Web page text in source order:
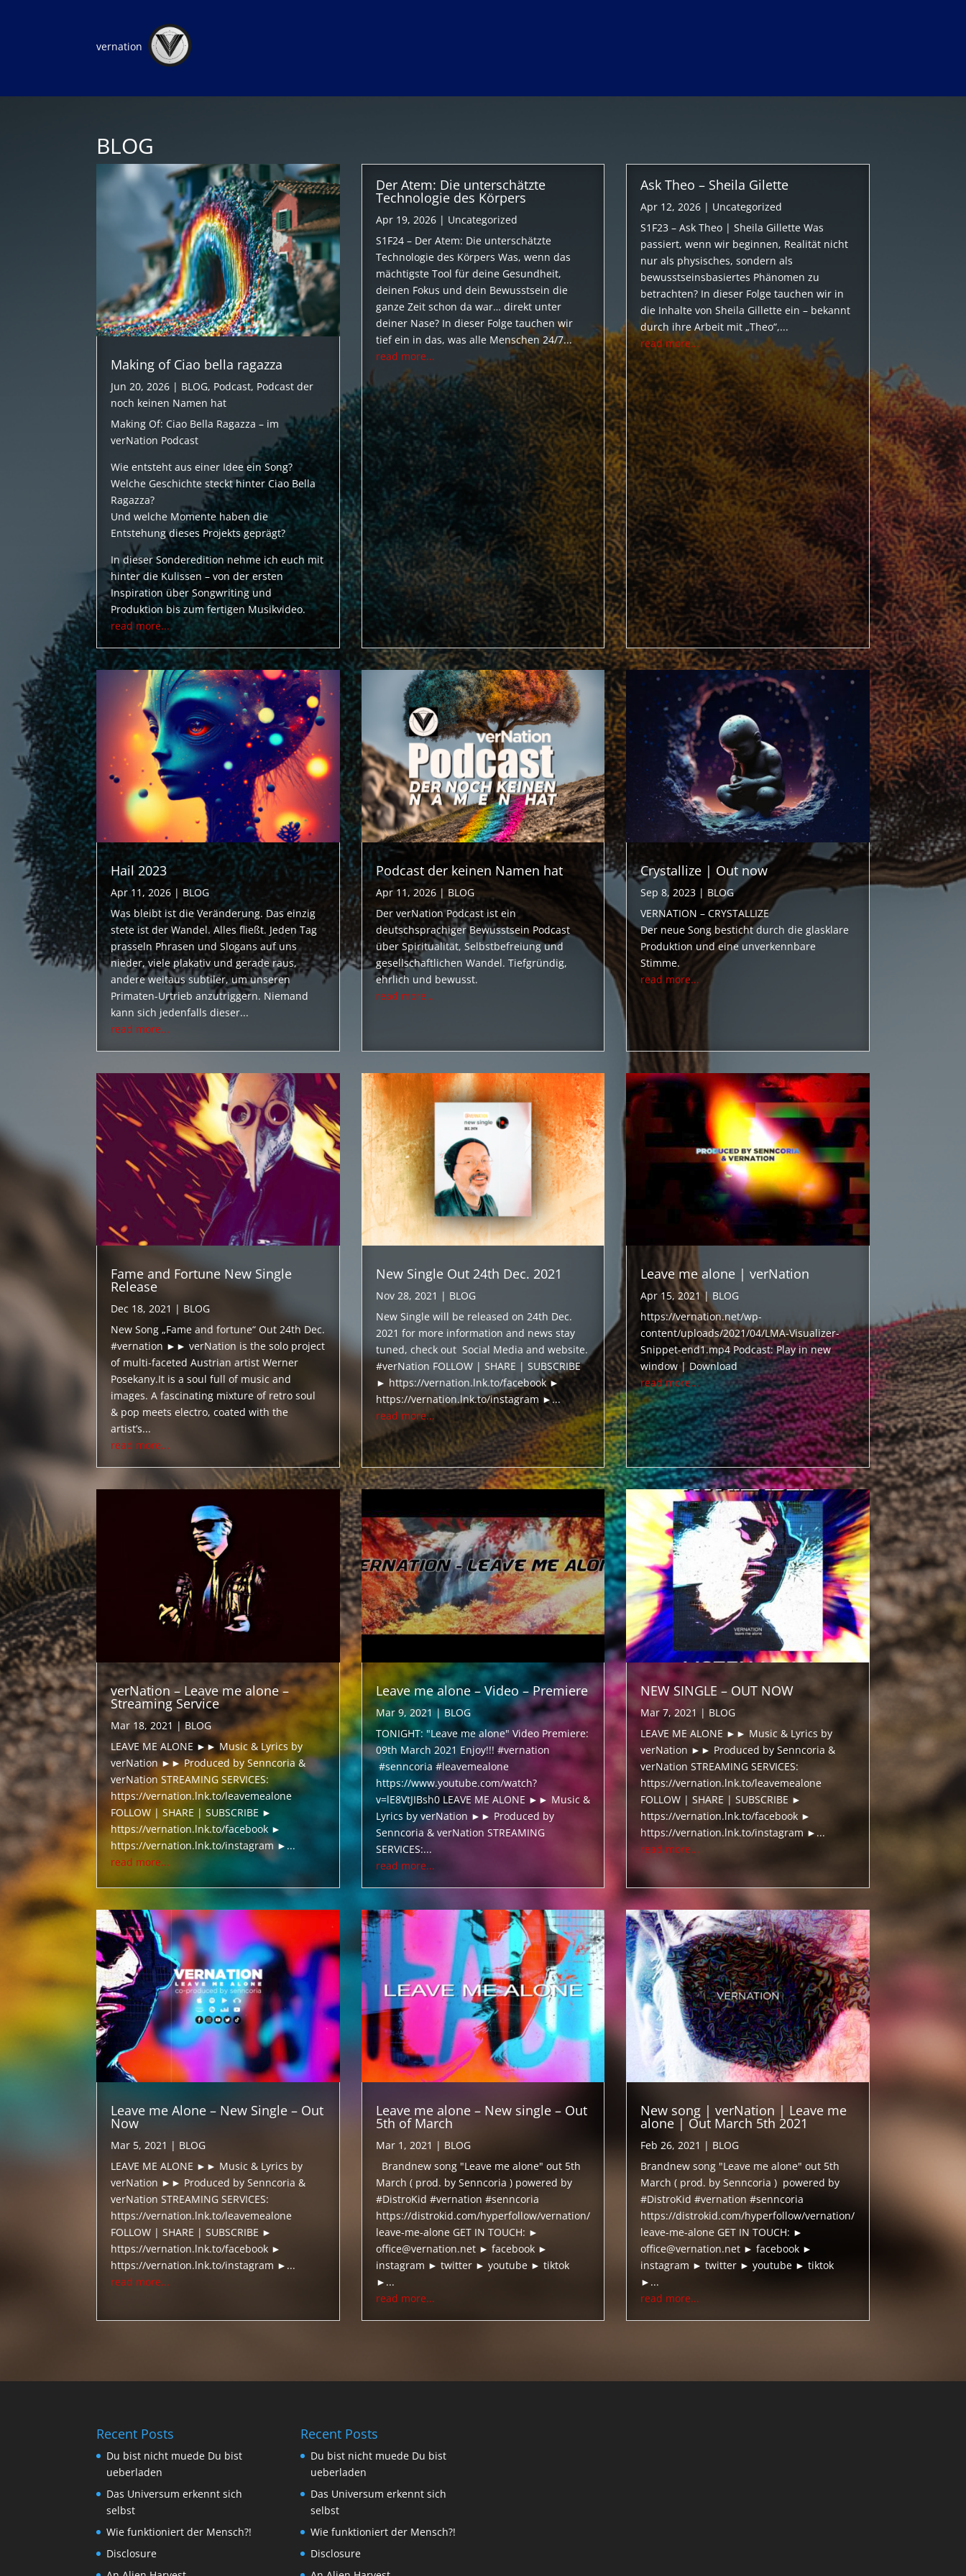
vernation
BLOG
Making of Ciao bella ragazza
Jun 20, 2026 | BLOG, Podcast, Podcast der
noch keinen Namen hat
Making Of: Ciao Bella Ragazza – im
verNation Podcast
Wie entsteht aus einer Idee ein Song?
Welche Geschichte steckt hinter Ciao Bella
Ragazza?
Und welche Momente haben die
Entstehung dieses Projekts geprägt?
In dieser Sonderedition nehme ich euch mit
hinter die Kulissen – von der ersten
Inspiration über Songwriting und
Produktion bis zum fertigen Musikvideo.
read more...
Der Atem: Die unterschätzte
Technologie des Körpers
Apr 19, 2026| Uncategorized
S1F24 – Der Atem: Die unterschätzte
Technologie des Körpers Was, wenn das
mächtigste Tool für deine Gesundheit,
deinen Fokus und dein Bewusstsein die
ganze Zeit schon da war… direkt unter
deiner Nase? In dieser Folge tauchen wir
tief ein in das, was alle Menschen 24/7...
read more...
Ask Theo – Sheila Gilette
Apr 12, 2026 | Uncategorized
S1F23 – Ask Theo | Sheila Gillette Was
passiert, wenn wir beginnen, Realität nicht
nur als physisches, sondern als
bewusstseinsbasiertes Phänomen zu
betrachten? In dieser Folge tauchen wir in
die Inhalte von Sheila Gillette ein – bekannt
durch ihre Arbeit mit „Theo“,...
read more...
Hail 2023
Apr 11, 2026 | BLOG
Was bleibt ist die Veränderung. Das einzig
stete ist der Wandel. Alles fließt. Jeden Tag
prasseln Phrasen und Slogans auf uns
nieder, viele plakativ und gerade raus,
andere weitaus subtiler, um unseren
Primaten-Urtrieb anzutriggern. Niemand
kann sich jedenfalls dieser...
read more...
Podcast der keinen Namen hat
Apr 11, 2026| BLOG
Der verNation Podcast ist ein
deutschsprachiger Bewusstsein Podcast
über Spiritualität, Selbstbefreiung und
gesellschaftlichen Wandel. Tiefgründig,
ehrlich und bewusst.
read more...
Crystallize | Out now
Sep 8, 2023 | BLOG
VERNATION – CRYSTALLIZE
Der neue Song besticht durch die glasklare
Produktion und eine unverkennbare
Stimme.
read more...
Fame and Fortune New Single
Release
Dec 18, 2021 | BLOG
New Song „Fame and fortune“ Out 24th Dec.
#vernation ►► verNation is the solo project
of multi-faceted Austrian artist Werner
Posekany.It is a soul full of music and
images. A fascinating mixture of retro soul
& pop meets electro, coated with the
artist’s...
read more...
New Single Out 24th Dec. 2021
Nov 28, 2021 | BLOG
New Single will be released on 24th Dec.
2021 for more information and news stay
tuned, check out Social Media and website.
#verNation FOLLOW | SHARE | SUBSCRIBE
► https://vernation.lnk.to/facebook ►
https://vernation.lnk.to/instagram ►...
read more...
Leave me alone | verNation
Apr 15, 2021| BLOG
https://vernation.net/wp-
content/uploads/2021/04/LMA-Visualizer-
Snippet-end1.mp4 Podcast: Play in new
window | Download
read more...
verNation – Leave me alone –
Streaming Service
Mar 18, 2021 |BLOG
LEAVE ME ALONE ►► Music & Lyrics by
verNation ►► Produced by Senncoria &
verNation STREAMING SERVICES:
https://vernation.lnk.to/leavemealone
FOLLOW | SHARE | SUBSCRIBE ►
https://vernation.lnk.to/facebook ►
https://vernation.lnk.to/instagram ►...
read more...
Leave me alone – Video – Premiere
Mar 9, 2021|BLOG
TONIGHT: "Leave me alone" Video Premiere:
09th March 2021 Enjoy!!! #vernation
#senncoria #leavemealone
https://www.youtube.com/watch?
v=lE8VtJIBsh0 LEAVE ME ALONE ►► Music &
Lyrics by verNation ►► Produced by
Senncoria & verNation STREAMING
SERVICES:...
read more...
NEW SINGLE – OUT NOW
Mar 7, 2021 | BLOG
LEAVE ME ALONE ►► Music & Lyrics by
verNation ►► Produced by Senncoria &
verNation STREAMING SERVICES:
https://vernation.lnk.to/leavemealone
FOLLOW | SHARE | SUBSCRIBE ►
https://vernation.lnk.to/facebook ►
https://vernation.lnk.to/instagram ►...
read more...
Leave me Alone – New Single – Out
Now
Mar 5, 2021 | BLOG
LEAVE ME ALONE ►► Music & Lyrics by
verNation ►► Produced by Senncoria &
verNation STREAMING SERVICES:
https://vernation.lnk.to/leavemealone
FOLLOW | SHARE | SUBSCRIBE ►
https://vernation.lnk.to/facebook ►
https://vernation.lnk.to/instagram ►...
read more...
Leave me alone – New single – Out
5th of March
Mar 1, 2021 | BLOG
Brandnew song "Leave me alone" out 5th
March ( prod. by Senncoria ) powered by
#DistroKid #vernation #senncoria
https://distrokid.com/hyperfollow/vernation/
leave-me-alone GET IN TOUCH: ►
office@vernation.net ► facebook ►
instagram ► twitter ► youtube ► tiktok
►...
read more...
New song | verNation | Leave me
alone | Out March 5th 2021
Feb 26, 2021 | BLOG
Brandnew song "Leave me alone" out 5th
March ( prod. by Senncoria ) powered by
#DistroKid #vernation #senncoria
https://distrokid.com/hyperfollow/vernation/
leave-me-alone GET IN TOUCH: ►
office@vernation.net ► facebook ►
instagram ► twitter ► youtube ► tiktok
►...
read more...
Recent Posts
Du bist nicht muede Du bist
ueberladen
Das Universum erkennt sich
selbst
Wie funktioniert der Mensch?!
Disclosure
Recent Posts
Du bist nicht muede Du bist
ueberladen
Das Universum erkennt sich
selbst
Wie funktioniert der Mensch?!
Disclosure